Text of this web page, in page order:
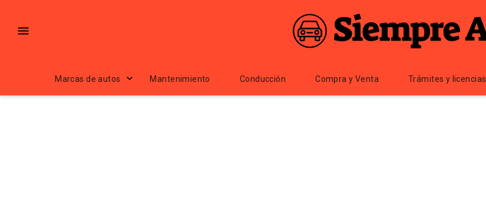
Marcas de autos Mantenimiento Conducción Compra y Venta Trámites y licencias